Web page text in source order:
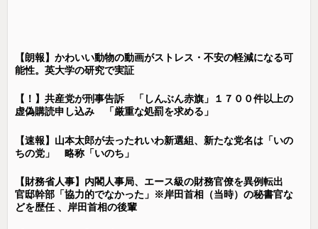
【朗報】かわいい動物の動画がストレス・不安の軽減になる可
能性。英大学の研究で実証
【！】共産党が刑事告訴 「しんぶん赤旗」１７００件以上の
虚偽購読申し込み 「厳重な処罰を求める」
【速報】山本太郎が去ったれいわ新選組、新たな党名は「いの
ちの党」 略称「いのち」
【財務省人事】内閣人事局、エース級の財務官僚を異例転出
官邸幹部「協力的でなかった」※岸田首相（当時）の秘書官な
どを歴任 、岸田首相の後輩